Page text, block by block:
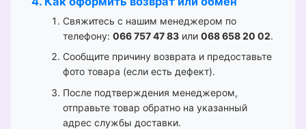
Свяжитесь с нашим менеджером по
телефону: 066 757 47 83 или 068 658 20 02.
Сообщите причину возврата и предоставьте
фото товара (если есть дефект).
После подтверждения менеджером,
отправьте товар обратно на указанный
адрес службы доставки.